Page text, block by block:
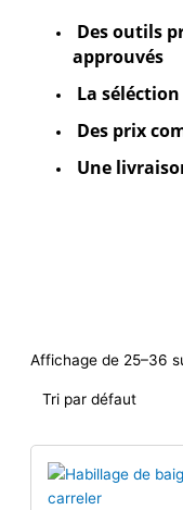
Des outils
approuvés
La
Des prix
Une
Affichage de 25–36